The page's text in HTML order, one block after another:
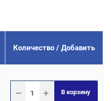
Количество / Добавить
В корзину